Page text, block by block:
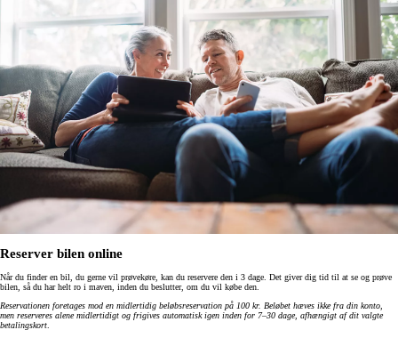
Reserver bilen online
Når du finder en bil, du gerne vil prøvekøre, kan du reservere den i 3 dage. Det giver dig tid til at se og prøve
bilen, så du har helt ro i maven, inden du beslutter, om du vil købe den.
Reservationen foretages mod en midlertidig beløbsreservation på 100 kr. Beløbet hæves ikke fra din konto,
men reserveres alene midlertidigt og frigives automatisk igen inden for 7–30 dage, afhængigt af dit valgte
betalingskort.